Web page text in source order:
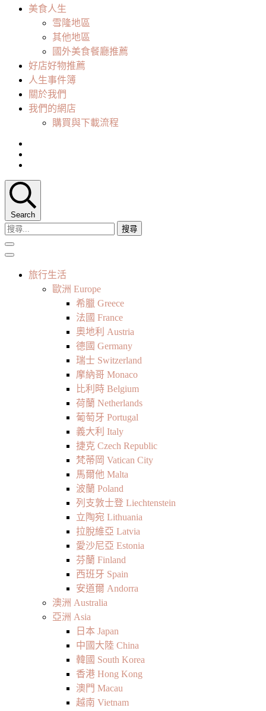
美食人生
雪隆地區
其他地區
國外美食餐廳推薦
好店好物推薦
人生事件簿
關於我們
我們的網店
購買與下載流程
Search
搜
尋
關
旅行生活
歐洲 Europe
希臘 Greece
法國 France
奧地利 Austria
德國 Germany
瑞士 Switzerland
摩納哥 Monaco
比利時 Belgium
荷蘭 Netherlands
葡萄牙 Portugal
義大利 Italy
捷克 Czech Republic
梵蒂岡 Vatican City
馬爾他 Malta
波蘭 Poland
列支敦士登 Liechtenstein
立陶宛 Lithuania
拉脫維亞 Latvia
愛沙尼亞 Estonia
芬蘭 Finland
西班牙 Spain
安道爾 Andorra
澳洲 Australia
亞洲 Asia
日本 Japan
中國大陸 China
韓國 South Korea
香港 Hong Kong
澳門 Macau
越南 Vietnam